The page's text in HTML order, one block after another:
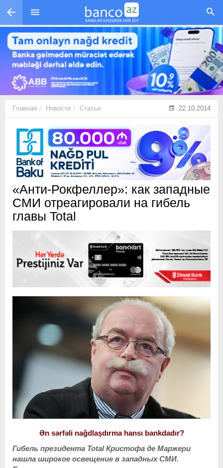
Перейти к основному содержанию
Главная Новости Статьи 22.10.2014
«Анти-Рокфеллер»: как западные
СМИ отреагировали на гибель
главы Total
Ən sərfəli nağdlaşdırma hansı bankdadır?
Гибель президента Total Кристофа де Маржери
нашла широкое освещение в западных СМИ.